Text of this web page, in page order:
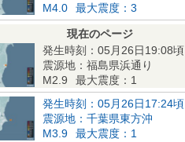
M4.0
最大震度：3
現在のページ
発生時刻：05月26日19:08頃
震源地：福島県浜通り
M2.9
最大震度：1
発生時刻：05月26日17:24頃
震源地：千葉県東方沖
M3.9
最大震度：1